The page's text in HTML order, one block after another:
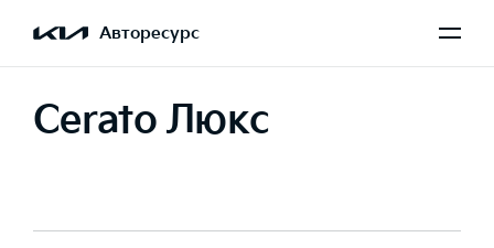
Авторесурс
Cerato Люкс